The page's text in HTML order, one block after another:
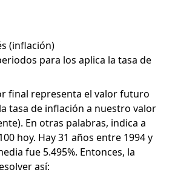
(inflación)
para los aplica la tasa de
final representa el valor futuro
tasa de inflación a nuestro valor
En otras palabras, indica a
hoy. Hay 31 años entre 1994 y
fue 5.495%. Entonces, la
así: